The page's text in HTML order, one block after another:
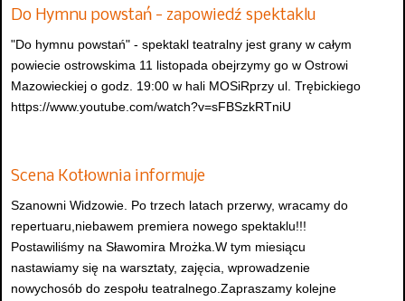
Do Hymnu powstań - zapowiedź spektaklu
"Do hymnu powstań" - spektakl teatralny jest grany w całym
powiecie ostrowskima 11 listopada obejrzymy go w Ostrowi
Mazowieckiej o godz. 19:00 w hali MOSiRprzy ul. Trębickiego
https://www.youtube.com/watch?v=sFBSzkRTniU
Scena Kotłownia informuje
Szanowni Widzowie. Po trzech latach przerwy, wracamy do
repertuaru,niebawem premiera nowego spektaklu!!!
Postawiliśmy na Sławomira Mrożka.W tym miesiącu
nastawiamy się na warsztaty, zajęcia, wprowadzenie
nowychosób do zespołu teatralnego.Zapraszamy kolejne